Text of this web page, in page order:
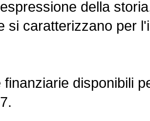
della
si caratterizzano per
finanziarie disponibili